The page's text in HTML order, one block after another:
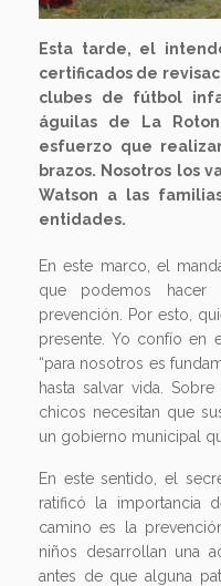
Esta tarde, el
certificados de
clubes de fútbol
águilas de La
esfuerzo que
brazos. Nosotros los
Watson a las
entidades.
En este marco, el
que podemos hacer
prevención. Por esto,
presente. Yo confío en
“para nosotros es
hasta salvar vida.
chicos necesitan que
un gobierno municipal
En este sentido, el
ratificó la importancia
camino es la
niños desarrollan una
antes de que alguna